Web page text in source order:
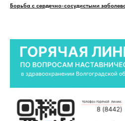
Борьба с сердечно-сосудистыми